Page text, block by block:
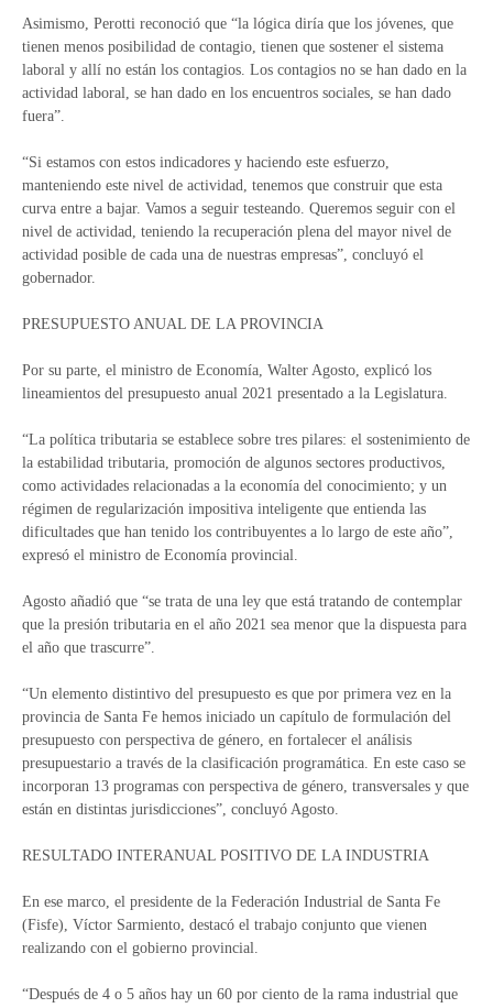
Asimismo, Perotti reconoció que “la lógica diría que los jóvenes, que
tienen menos posibilidad de contagio, tienen que sostener el sistema
laboral y allí no están los contagios. Los contagios no se han dado en la
actividad laboral, se han dado en los encuentros sociales, se han dado
fuera”.
“Si estamos con estos indicadores y haciendo este esfuerzo,
manteniendo este nivel de actividad, tenemos que construir que esta
curva entre a bajar. Vamos a seguir testeando. Queremos seguir con el
nivel de actividad, teniendo la recuperación plena del mayor nivel de
actividad posible de cada una de nuestras empresas”, concluyó el
gobernador.
PRESUPUESTO ANUAL DE LA PROVINCIA
Por su parte, el ministro de Economía, Walter Agosto, explicó los
lineamientos del presupuesto anual 2021 presentado a la Legislatura.
“La política tributaria se establece sobre tres pilares: el sostenimiento de
la estabilidad tributaria, promoción de algunos sectores productivos,
como actividades relacionadas a la economía del conocimiento; y un
régimen de regularización impositiva inteligente que entienda las
dificultades que han tenido los contribuyentes a lo largo de este año”,
expresó el ministro de Economía provincial.
Agosto añadió que “se trata de una ley que está tratando de contemplar
que la presión tributaria en el año 2021 sea menor que la dispuesta para
el año que trascurre”.
“Un elemento distintivo del presupuesto es que por primera vez en la
provincia de Santa Fe hemos iniciado un capítulo de formulación del
presupuesto con perspectiva de género, en fortalecer el análisis
presupuestario a través de la clasificación programática. En este caso se
incorporan 13 programas con perspectiva de género, transversales y que
están en distintas jurisdicciones”, concluyó Agosto.
RESULTADO INTERANUAL POSITIVO DE LA INDUSTRIA
En ese marco, el presidente de la Federación Industrial de Santa Fe
(Fisfe), Víctor Sarmiento, destacó el trabajo conjunto que vienen
realizando con el gobierno provincial.
“Después de 4 o 5 años hay un 60 por ciento de la rama industrial que